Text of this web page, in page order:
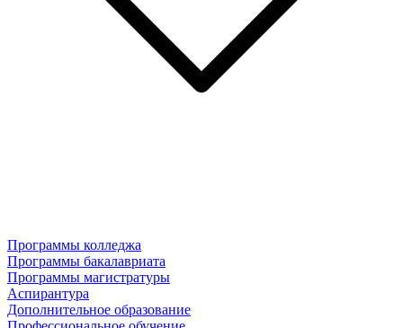
Программы колледжа
Программы бакалавриата
Программы магистратуры
Аспирантура
Дополнительное образование